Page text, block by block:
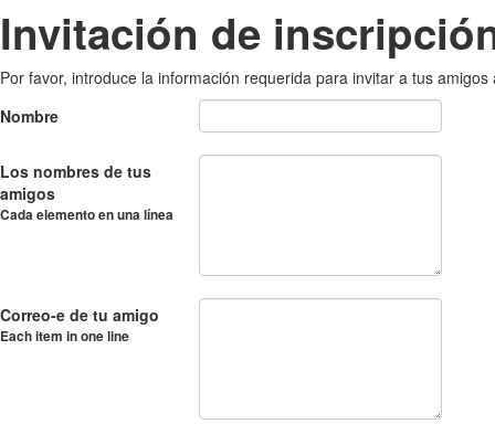
Invitación de
Por favor, introduce la información requerida para invitar a tus
Nombre
Los nombres de tus
amigos
Cada elemento en una línea
Correo-e de tu amigo
Each item in one line